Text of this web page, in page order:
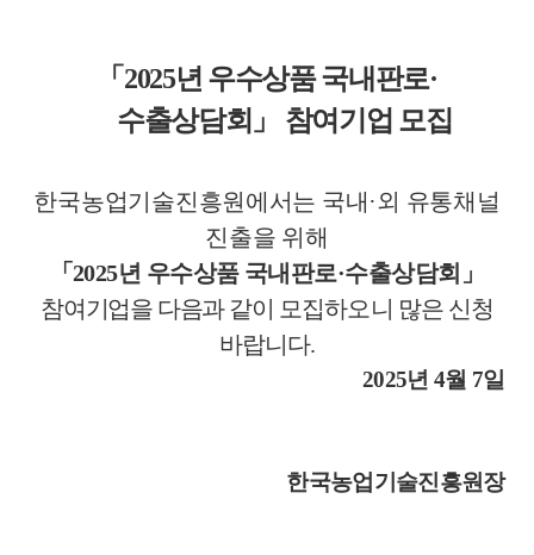
뉴
「 2025년 우수상품 국내판로·
수출상담회 」 참여기업 모집
한국농업기술진흥원에서는 국내 ·외 유통채널
진출을 위해
「 2025년 우수상품 국내판로·수출상담회 」
참여기업을 다음과 같이
모집하오니 많은 신청
바랍니다.
2025년4월 7일
한국농업기술진흥원장